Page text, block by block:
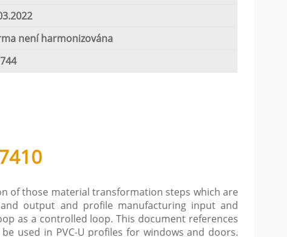
není harmonizována
of those material transformation steps which are
output and profile manufacturing input and
as a controlled loop. This document references
used in PVC-U profiles for windows and doors.